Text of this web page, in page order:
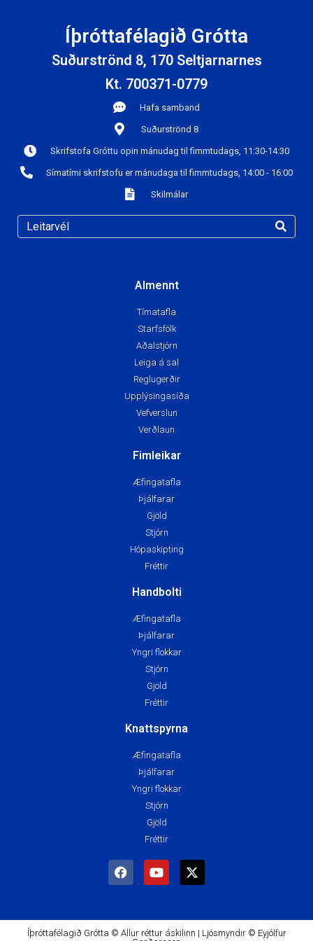
Íþróttafélagið Grótta
Suðurströnd 8, 170 Seltjarnarnes
Kt. 700371-0779
Hafa samband
Suðurströnd 8
Skrifstofa Gróttu opin mánudag til fimmtudags, 11:30-14:30
Símatími skrifstofu er mánudaga til fimmtudags, 14:00 - 16:00
Skilmálar
Almennt
Tímatafla
Starfsfólk
Aðalstjórn
Leiga á sal
Reglugerðir
Upplýsingasíða
Vefverslun
Verðlaun
Fimleikar
Æfingatafla
Þjálfarar
Gjöld
Stjórn
Hópaskipting
Fréttir
Handbolti
Æfingatafla
Þjálfarar
Yngri flokkar
Stjórn
Gjöld
Fréttir
Knattspyrna
Æfingatafla
Þjálfarar
Yngri flokkar
Stjórn
Gjöld
Fréttir
Íþróttafélagið Grótta © Allur réttur áskilinn | Ljósmyndir © Eyjólfur